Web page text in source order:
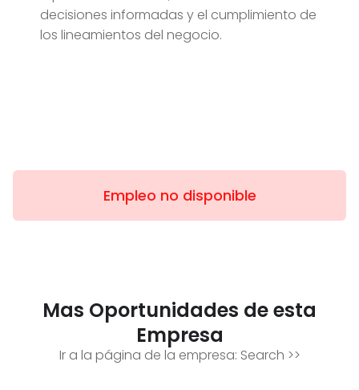
decisiones informadas y el cumplimiento de
los lineamientos del negocio.
Empleo no disponible
Mas Oportunidades de esta
Empresa
Ir a la página de la empresa: Search >>